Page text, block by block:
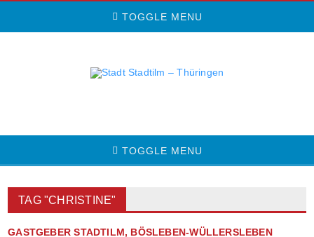
TOGGLE MENU
TOGGLE MENU
TAG "CHRISTINE"
GASTGEBER STADTILM, BÖSLEBEN-WÜLLERSLEBEN